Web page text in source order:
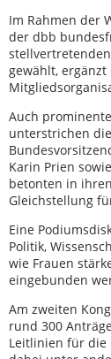
Im Rahmen der
der dbb
stellvertretenden
gewählt,
Auch
unterstrichen
Karin Prien
betonten in
Gleichstellung
Eine
Politik,
wie Frauen
eingebunden
Am zweiten
rund 300
Leitlinien für die